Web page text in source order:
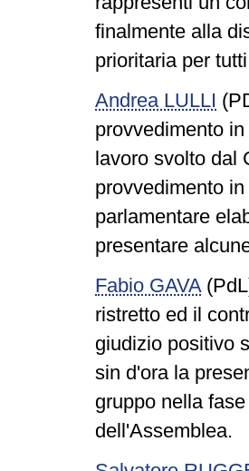
finalmente alla
prioritaria per
Andrea LULLI
provvedimento
lavoro svolto dal
provvedimento
parlamentare
presentare
Fabio GAVA
ristretto ed il
giudizio positivo
sin d'ora la
gruppo nella
dell'Assemblea.